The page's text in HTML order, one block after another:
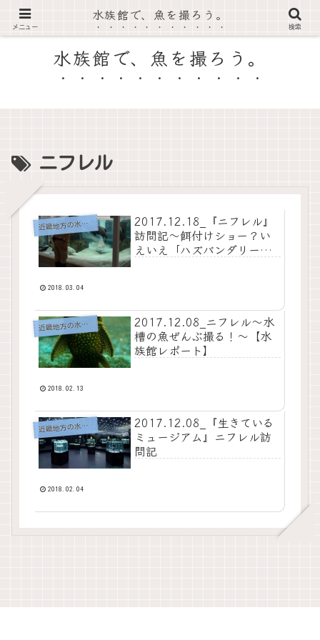
RA's AquaPicture
水族館で、魚を撮ろう。
ニフレル
近
畿地方の水族館
2017.12.18_『ニフレル』
訪問記～餌付けショー？い
えいえ「ハズバンダリー・
2018.03.04
近
畿地方の水族館
2017.12.08_ニフレル～水
槽の魚ぜんぶ撮る！～【水
族館レポート】
2018.02.13
近
畿地方の水族館
2017.12.08_『生きている
ミュージアム』ニフレル訪
問記
2018.02.04
メニュー
水族館で、魚を撮ろう。
検索